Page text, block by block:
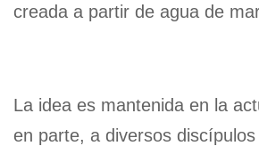
creada a partir de agua de
La idea es mantenida en la
en parte, a diversos